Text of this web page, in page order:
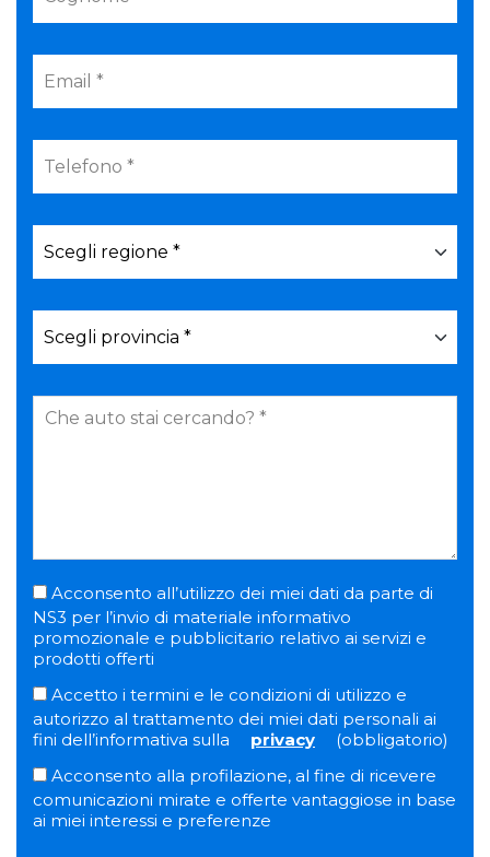
Acconsento all’utilizzo dei miei dati da parte di
NS3 per l’invio di materiale informativo
promozionale e pubblicitario relativo ai servizi e
prodotti offerti
Accetto i termini e le condizioni di utilizzo e
autorizzo al trattamento dei miei dati personali ai
fini dell’informativa sulla
privacy
(obbligatorio)
Acconsento alla profilazione, al fine di ricevere
comunicazioni mirate e offerte vantaggiose in base
ai miei interessi e preferenze